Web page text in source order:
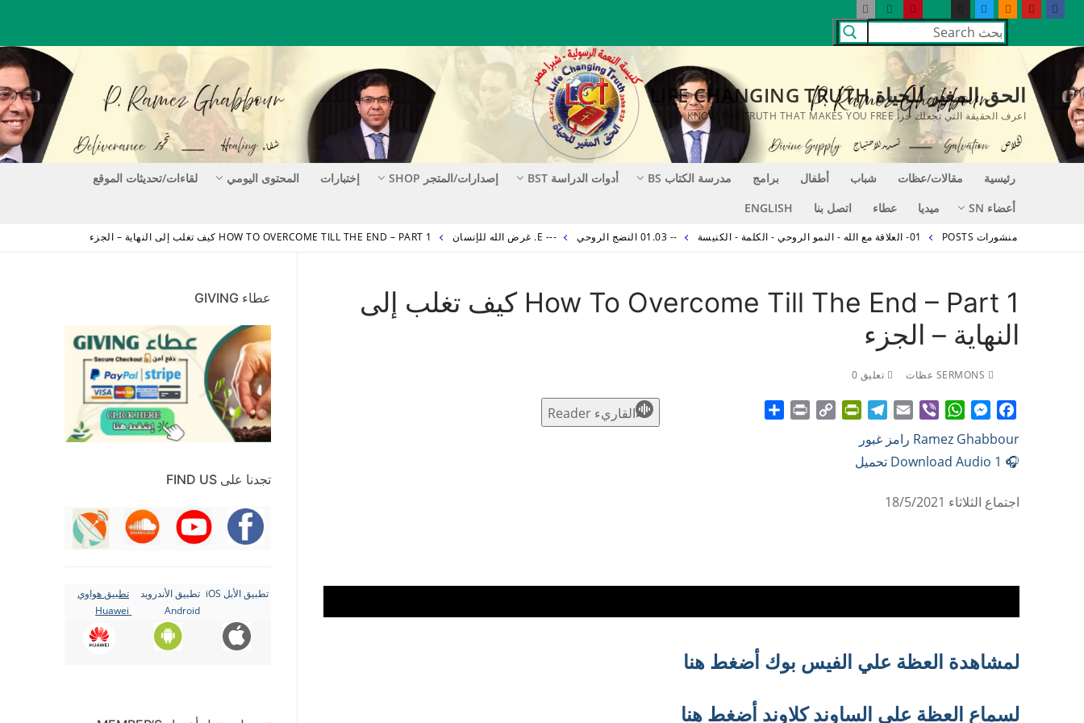
التجاوز
المحتوى
البحث
عن:
الحق المغير للحياة LIFE CHANGING TRUTH
اعرف الحقيقة التي تجعلك حراً KNOW THE TRUTH THAT MAKES YOU FREE
رئيسية مقالات/عظات شباب أطفال برامج مدرسة الكتاب BS أدوات الدراسة BST إصدارات/المتجر SHOP إختبارات المحتوى اليومي
لقاءات/تحديثات الموقع
أعضاء SN
ميديا عطاء اتصل بنا ENGLISH
منشورات POSTS 01- العلاقة مع الله - النمو الروحي - الكلمة - الكنيسة -- 01.03 النضج الروحي --- E. غرض الله للإنسان HOW TO OVERCOME TILL THE END – PART 1 كيف تغلب إلى النهاية – الجزء
How To Overcome Till The End – Part 1 كيف تغلب إلى
النهاية – الجزء
تعليق 0
القاريء Reader
Facebook
Messenger
WhatsApp
Viber
Email
Ramez Ghabbour رامز غبور
🎧 Download Audio 1 تحميل
اجتماع الثلاثاء 18/5/2021
لمشاهدة العظة علي الفيس بوك أضغط هنا
لسماع العظة علي الساوند كلاوند أضغط هنا
عطاء GIVING
تجدنا على FIND US
تطبيق الأبل iOS
تطبيق الأندرويد
Android
تطبيق هواوي